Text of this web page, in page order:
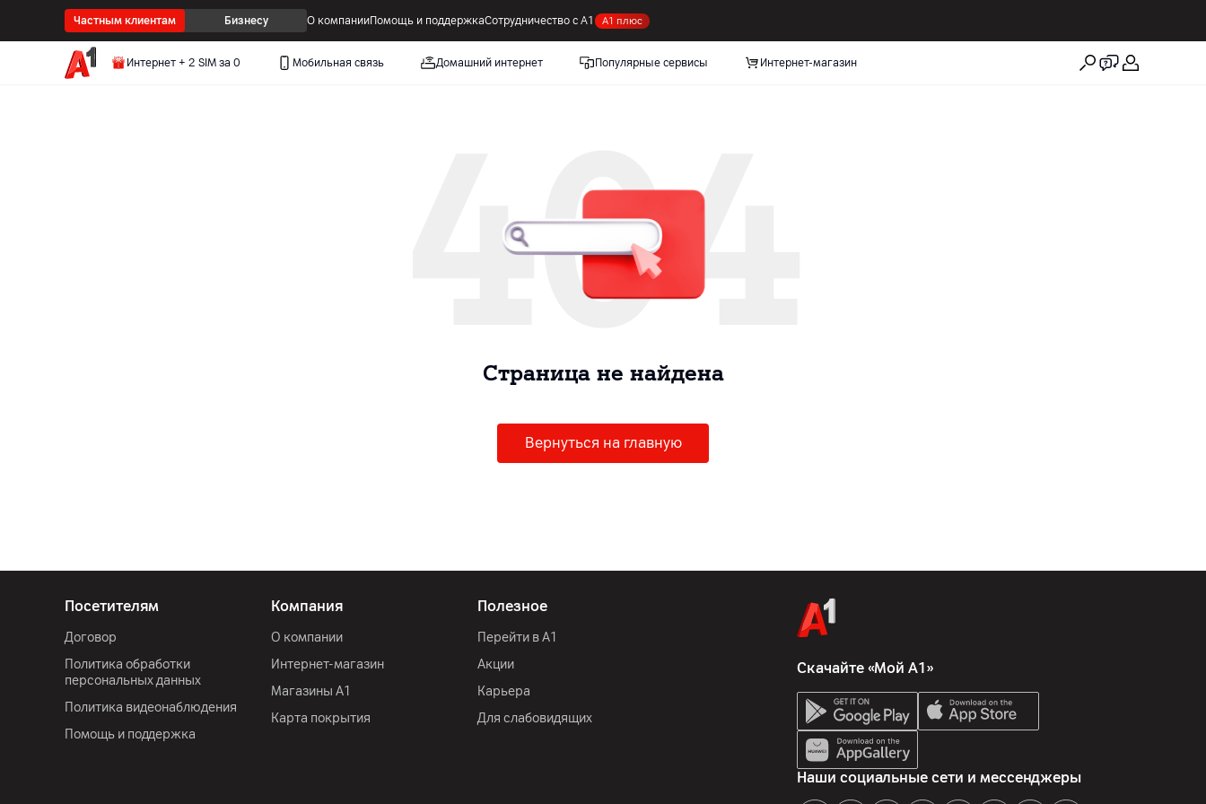
Частным клиентам Бизнесу О компанииПомощь и поддержкаСотрудничество с А1 А1 плюс
Интернет + 2 SIM за 0 Мобильная связь Домашний интернет Популярные сервисы Интернет-магазин
404
Cтраница не найдена
Вернуться на главную
Посетителям
Договор
Политика обработки
персональных данных
Политика видеонаблюдения
Помощь и поддержка
Компания
О компании
Интернет-магазин
Магазины А1
Карта покрытия
Полезное
Перейти в А1
Акции
Карьера
Для слабовидящих
Скачайте «Мой А1»
Наши социальные сети и мессенджеры